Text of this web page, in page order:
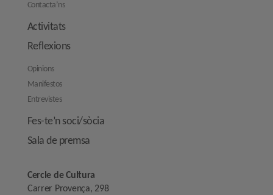
Contacta’ns
Activitats
Reflexions
Opinions
Manifestos
Entrevistes
Fes-te’n soci/sòcia
Sala de premsa
Cercle de Cultura
Carrer Provença, 298